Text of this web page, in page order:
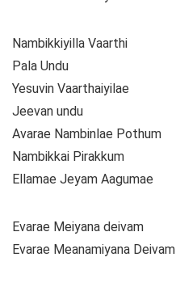
Nambikkiyilla Vaarthi
Pala Undu
Yesuvin Vaarthaiyilae
Jeevan undu
Avarae Nambinlae Pothum
Nambikkai Pirakkum
Ellamae Jeyam Aagumae
Evarae Meiyana deivam
Evarae Meanamiyana Deivam